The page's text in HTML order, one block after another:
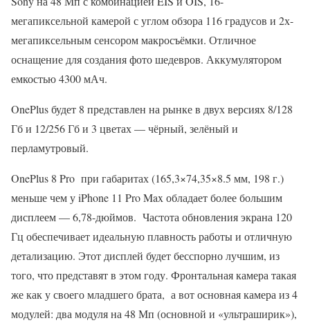
мегапиксельной камерой с углом обзора 116 градусов и 2х-
мегапиксельным сенсором макросъёмки. Отличное
оснащение для создания фото шедевров. Аккумулятором
емкостью 4300 мАч.
OnePlus будет 8 представлен на рынке в двух версиях 8/128
Гб и 12/256 Гб и 3 цветах — чёрный, зелёный и
перламутровый.
OnePlus 8 Pro при габаритах (165,3×74,35×8.5 мм, 198 г.)
меньше чем у iPhone 11 Pro Max обладает более большим
дисплеем — 6,78-дюймов. Частота обновления экрана 120
Гц обеспечивает идеальную плавность работы и отличную
детализацию. Этот дисплей будет бесспорно лучшим, из
того, что представят в этом году. Фронтальная камера такая
же как у своего младшего брата, а вот основная камера из 4
модулей: два модуля на 48 Мп (основной и «ультраширик»),